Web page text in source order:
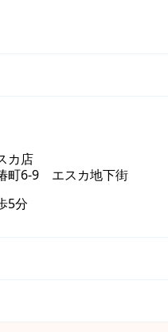
カ店
町6-9 エスカ地下街
5分